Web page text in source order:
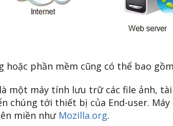
hoặc phần mềm cũng có thể bao
một máy tính lưu trữ các file ảnh, tài
chúng tới thiết bị của End-user.
miền như Mozilla.org.